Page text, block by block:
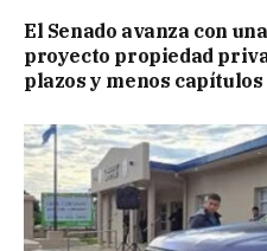
El Senado avanza con
proyecto propiedad
plazos y menos capítulos